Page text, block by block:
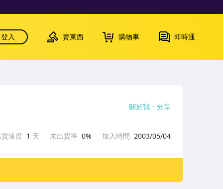
登入 賣東西 購物車 即時通
關於我 分享
貨速度 1 天 未出貨率 0% 加入時間 2003/05/04